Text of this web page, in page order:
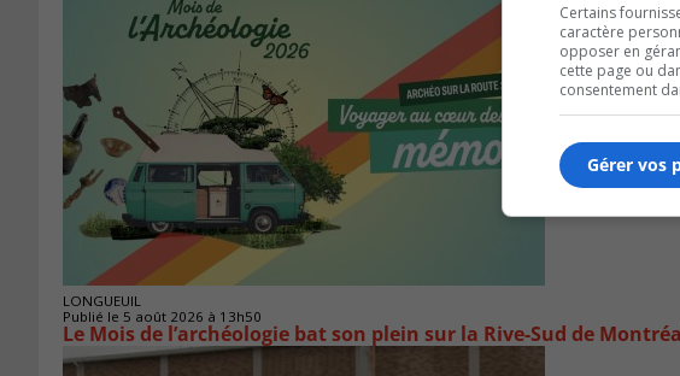
LONGUEUIL
Publié le 5 août 2026 à 13h50
Le Mois de l’archéologie bat son plein sur la Rive-Sud de
Certains
caractère
opposer en
cette page ou
consentement
Gérer vos